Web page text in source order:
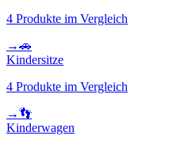
4 Produkte im Vergleich
→🚗
Kindersitze
4 Produkte im Vergleich
→👣
Kinderwagen